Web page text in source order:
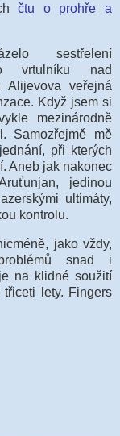
čtu o prohře a
sestřelení
vrtulníku nad
Alijevova veřejná
Když jsem si
mezinárodně
Samozřejmě mě
při kterých
Aneb jak nakonec
jedinou
ultimáty,
kontrolu.
jako vždy,
snad i
na klidné soužití
lety. Fingers